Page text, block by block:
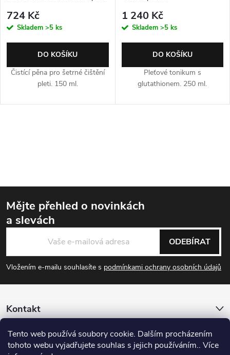
Tento web používá soubory cookie. Dalším procházením
tohoto webu vyjadřujete souhlas s jejich používáním.. Více
724 Kč
Skladem >5 ks
DO KOŠÍKU
Čistící pěna pro šetrné čištění
pleti. 150 ml.
1 240 Kč
Skladem >5 ks
DO KOŠÍKU
Pleťové tonikum s
glutathionem. 250 ml.
Zápatí
Mějte přehled o novinkách
a slevách
Vložením e-mailu souhlasíte s podmínkami ochrany osobních údajů
ODEBÍRAT
Kontakt
Informace pro vás